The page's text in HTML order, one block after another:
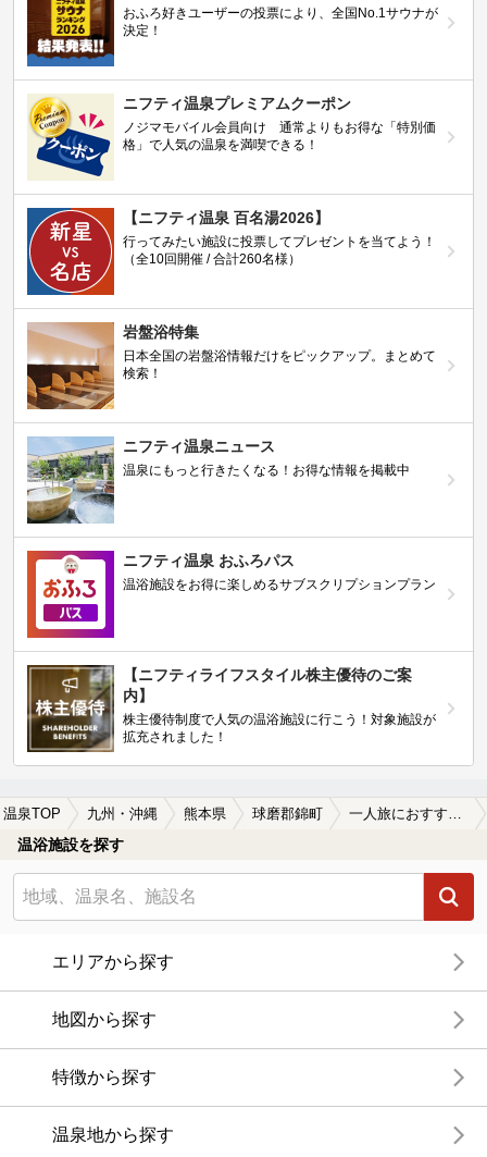
おふろ好きユーザーの投票により、全国No.1サウナが
決定！
ニフティ温泉プレミアムクーポン
ノジマモバイル会員向け 通常よりもお得な「特別価
格」で人気の温泉を満喫できる！
【ニフティ温泉 百名湯2026】
行ってみたい施設に投票してプレゼントを当てよう！
（全10回開催 / 合計260名様）
岩盤浴特集
日本全国の岩盤浴情報だけをピックアップ。まとめて
検索！
ニフティ温泉ニュース
温泉にもっと行きたくなる！お得な情報を掲載中
ニフティ温泉 おふろパス
温浴施設をお得に楽しめるサブスクリプションプラン
【ニフティライフスタイル株主優待のご案
内】
株主優待制度で人気の温浴施設に行こう！対象施設が
拡充されました！
温泉TOP 九州・沖縄 熊本県 球磨郡錦町 一人旅におすすめの球磨郡錦町の温泉、日帰り温泉、スーパー銭湯おすすめ
温浴施設を探す
エリアから探す
地図から探す
特徴から探す
温泉地から探す